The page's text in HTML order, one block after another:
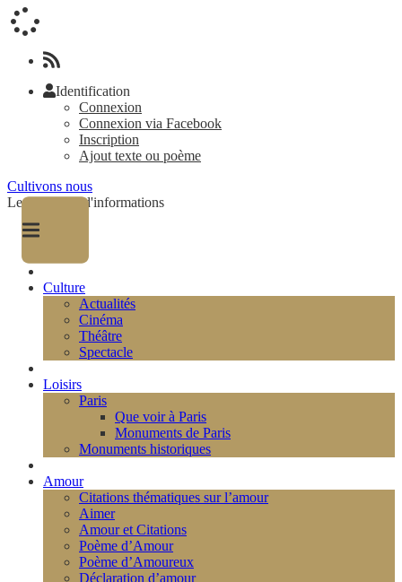
Identification
Connexion
Connexion via Facebook
Inscription
Ajout texte ou poème
Cultivons nous
Le magazine d'informations
Culture
Actualités
Cinéma
Théâtre
Spectacle
Loisirs
Paris
Que voir à Paris
Monuments de Paris
Monuments historiques
Amour
Citations thématiques sur l’amour
Aimer
Amour et Citations
Poème d’Amour
Poème d’Amoureux
Déclaration d’amour